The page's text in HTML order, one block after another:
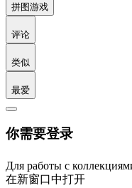
拼图游戏
评论
类似
最爱
你需要登录
Для работы с
在新窗口中打开